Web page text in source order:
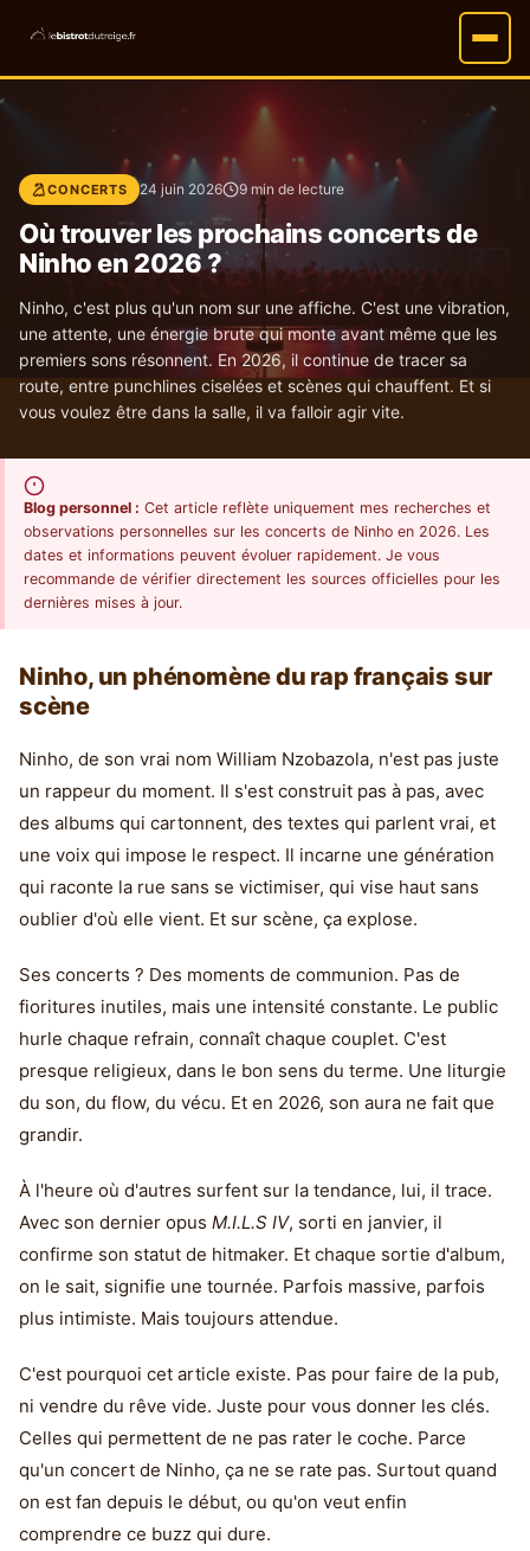
CONCERTS 24 juin 2026 9 min de lecture
Où trouver les prochains concerts de
Ninho en 2026 ?
Ninho, c'est plus qu'un nom sur une affiche. C'est une vibration,
une attente, une énergie brute qui monte avant même que les
premiers sons résonnent. En 2026, il continue de tracer sa
route, entre punchlines ciselées et scènes qui chauffent. Et si
vous voulez être dans la salle, il va falloir agir vite.
Blog personnel : Cet article reflète uniquement mes recherches et
observations personnelles sur les concerts de Ninho en 2026. Les
dates et informations peuvent évoluer rapidement. Je vous
recommande de vérifier directement les sources officielles pour les
dernières mises à jour.
Ninho, un phénomène du rap français sur
scène
Ninho, de son vrai nom William Nzobazola, n'est pas juste
un rappeur du moment. Il s'est construit pas à pas, avec
des albums qui cartonnent, des textes qui parlent vrai, et
une voix qui impose le respect. Il incarne une génération
qui raconte la rue sans se victimiser, qui vise haut sans
oublier d'où elle vient. Et sur scène, ça explose.
Ses concerts ? Des moments de communion. Pas de
fioritures inutiles, mais une intensité constante. Le public
hurle chaque refrain, connaît chaque couplet. C'est
presque religieux, dans le bon sens du terme. Une liturgie
du son, du flow, du vécu. Et en 2026, son aura ne fait que
grandir.
À l'heure où d'autres surfent sur la tendance, lui, il trace.
Avec son dernier opus M.I.L.S IV, sorti en janvier, il
confirme son statut de hitmaker. Et chaque sortie d'album,
on le sait, signifie une tournée. Parfois massive, parfois
plus intimiste. Mais toujours attendue.
C'est pourquoi cet article existe. Pas pour faire de la pub,
ni vendre du rêve vide. Juste pour vous donner les clés.
Celles qui permettent de ne pas rater le coche. Parce
qu'un concert de Ninho, ça ne se rate pas. Surtout quand
on est fan depuis le début, ou qu'on veut enfin
comprendre ce buzz qui dure.